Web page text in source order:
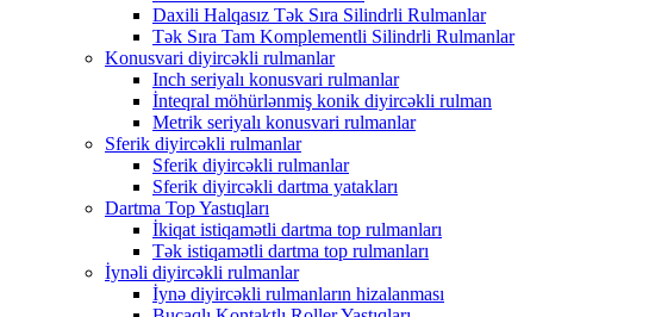
Daxili Halqasız Tək Sıra Silindrli Rulmanlar
Tək Sıra Tam Komplementli Silindrli Rulmanlar
Konusvari diyircəkli rulmanlar
Inch seriyalı konusvari rulmanlar
İnteqral möhürlənmiş konik diyircəkli rulman
Metrik seriyalı konusvari rulmanlar
Sferik diyircəkli rulmanlar
Sferik diyircəkli rulmanlar
Sferik diyircəkli dartma yatakları
Dartma Top Yastıqları
İkiqat istiqamətli dartma top rulmanları
Tək istiqamətli dartma top rulmanları
İynəli diyircəkli rulmanlar
İynə diyircəkli rulmanların hizalanması